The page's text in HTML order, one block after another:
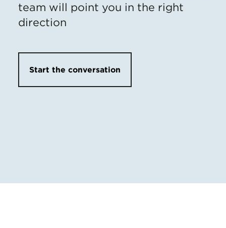
team will point you in the right
direction
Start the conversation